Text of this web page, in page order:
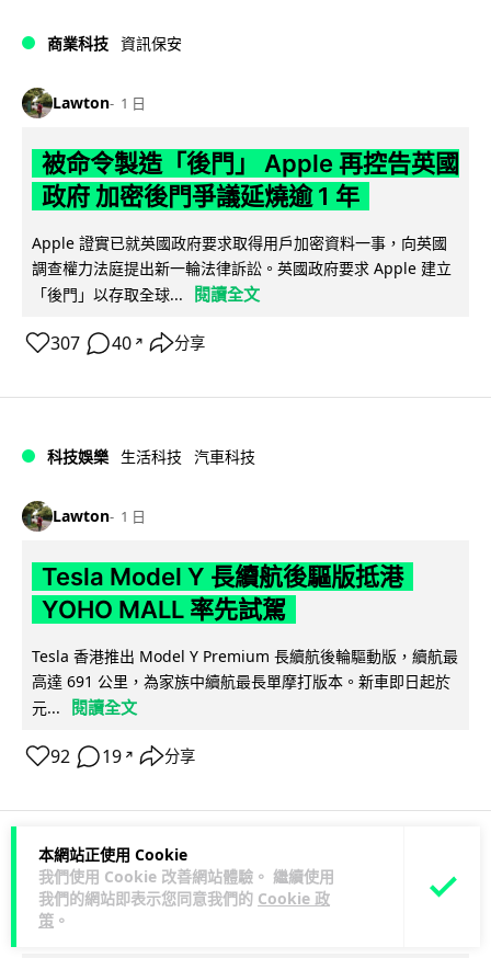
本網站正使用 Cookie
我們使用 Cookie 改善網站體驗。 繼續使用
我們的網站即表示您同意我們的 Cookie 政
策 。
商業科技 資訊保安
Lawton 1 日
被命令製造「後門」 Apple 再控告英國
政府 加密後門爭議延燒逾 1 年
Apple 證實已就英國政府要求取得用戶加密資料一事，向英國
調查權力法庭提出新一輪法律訴訟。英國政府要求 Apple 建立
「後門」以存取全球...
閱讀全文
307 40 ↗ 分享
科技娛樂 生活科技 汽車科技
Lawton 1 日
Tesla Model Y 長續航後驅版抵港
YOHO MALL 率先試駕
Tesla 香港推出 Model Y Premium 長續航後輪驅動版，續航最
高達 691 公里，為家族中續航最長單摩打版本。新車即日起於
元...
閱讀全文
92 19 ↗ 分享
人工智能
Vin